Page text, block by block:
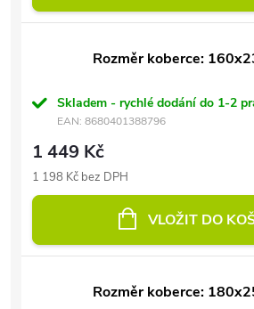
Rozměr koberce:
Skladem - rychlé dodání do 1-2
EAN: 8680401388796
1 449 Kč
1 198 Kč bez DPH
VLOŽIT DO
Rozměr koberce: